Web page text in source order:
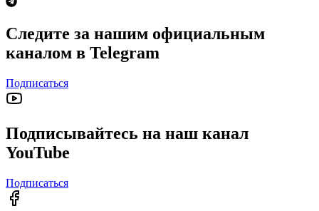
Следите за нашим официальным
каналом в Telegram
Подписаться
Подписывайтесь на наш канал
YouTube
Подписаться